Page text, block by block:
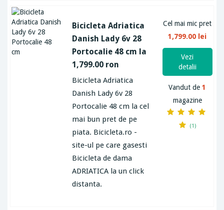
Bicicleta Adriatica
Danish Lady 6v 28
Portocalie 48 cm la
1,799.00 ron
Bicicleta Adriatica
Danish Lady 6v 28
Portocalie 48 cm la cel
mai bun pret de pe
piata. Bicicleta.ro -
site-ul pe care gasesti
Bicicleta de dama
ADRIATICA la un click
distanta.
Cel mai mic pret
1,799.00 lei
Vezi
detalii
Vandut de1
magazine
(1)